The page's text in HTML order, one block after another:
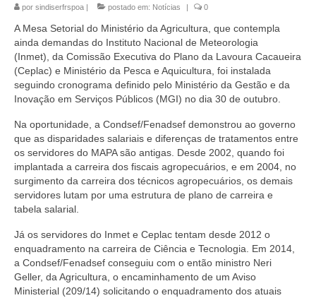
por sindiserfrspoa | postado em: Notícias | 0
A Mesa Setorial do Ministério da Agricultura, que contempla
ainda demandas do Instituto Nacional de Meteorologia
(Inmet), da Comissão Executiva do Plano da Lavoura Cacaueira
(Ceplac) e Ministério da Pesca e Aquicultura, foi instalada
seguindo cronograma definido pelo Ministério da Gestão e da
Inovação em Serviços Públicos (MGI) no dia 30 de outubro.
Na oportunidade, a Condsef/Fenadsef demonstrou ao governo
que as disparidades salariais e diferenças de tratamentos entre
os servidores do MAPA são antigas. Desde 2002, quando foi
implantada a carreira dos fiscais agropecuários, e em 2004, no
surgimento da carreira dos técnicos agropecuários, os demais
servidores lutam por uma estrutura de plano de carreira e
tabela salarial.
Já os servidores do Inmet e Ceplac tentam desde 2012 o
enquadramento na carreira de Ciência e Tecnologia. Em 2014,
a Condsef/Fenadsef conseguiu com o então ministro Neri
Geller, da Agricultura, o encaminhamento de um Aviso
Ministerial (209/14) solicitando o enquadramento dos atuais